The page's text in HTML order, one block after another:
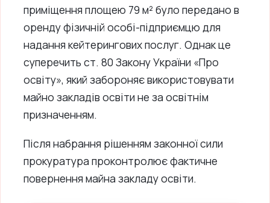
приміщення площею 79 м² було передано в
оренду фізичній особі-підприємцю для
надання кейтерингових послуг. Однак це
суперечить ст. 80 Закону України «Про
освіту», який забороняє використовувати
майно закладів освіти не за освітнім
призначенням.
Після набрання рішенням законної сили
прокуратура проконтролює фактичне
повернення майна закладу освіти.